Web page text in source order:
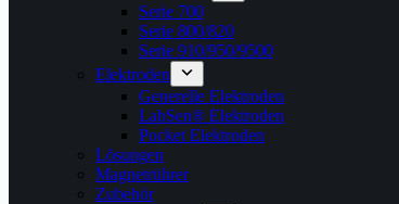
Serie 700
Serie 800/820
Serie 910/950/9500
Elektroden
Generelle Elektroden
LabSen® Elektroden
Pocket Elektroden
Lösungen
Magnetrührer
Zubehör